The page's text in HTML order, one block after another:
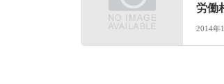
労働
2014年